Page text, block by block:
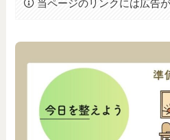
当ページのリンクには広告